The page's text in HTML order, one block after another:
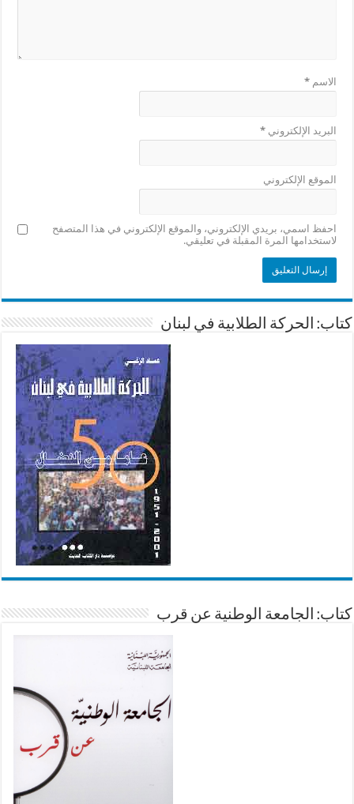
الاسم*
البريد الإلكتروني*
الموقع الإلكتروني
احفظ اسمي، بريدي الإلكتروني، والموقع الإلكتروني في هذا المتصفح
لاستخدامها المرة المقبلة في تعليقي.
كتاب: الحركة الطلابية في لبنان
كتاب: الجامعة الوطنية عن قرب